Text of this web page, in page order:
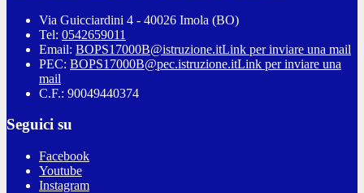
Via Guicciardini 4 - 40026 Imola (BO)
Tel: 0542659011
Email: BOPS17000B@istruzione.itLink per inviare una mail
PEC: BOPS17000B@pec.istruzione.itLink per inviare una
mail
C.F.: 90049440374
Seguici su
Facebook
Youtube
Instagram